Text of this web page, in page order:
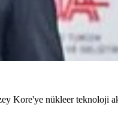
Kore'ye nükleer teknoloji